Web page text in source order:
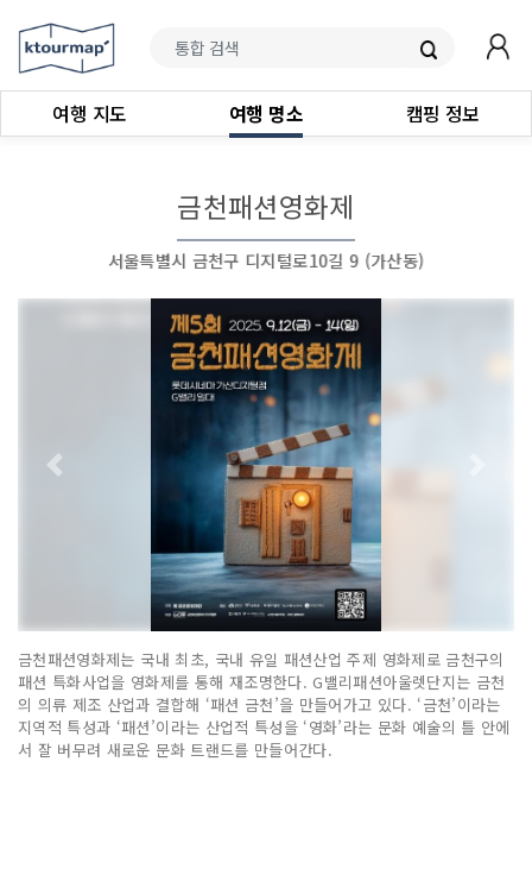
여행 지도 여행 명소 캠핑 정보
금천패션영화제
서울특별시 금천구 디지털로10길 9 (가산동)
금천패션영화제는 국내 최초, 국내 유일 패션산업 주제 영화제로 금천구의
패션 특화사업을 영화제를 통해 재조명한다. G밸리패션아울렛단지는 금천
의 의류 제조 산업과 결합해 ‘패션 금천’을 만들어가고 있다. ‘금천’이라는
지역적 특성과 ‘패션’이라는 산업적 특성을 ‘영화’라는 문화 예술의 틀 안에
서 잘 버무려 새로운 문화 트랜드를 만들어간다.